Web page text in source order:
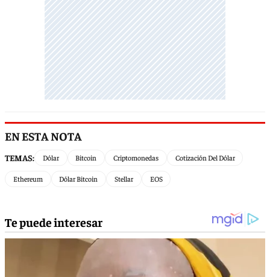
EN ESTA NOTA
TEMAS: Dólar Bitcoin Criptomonedas Cotización Del Dólar
Ethereum Dólar Bitcoin Stellar EOS